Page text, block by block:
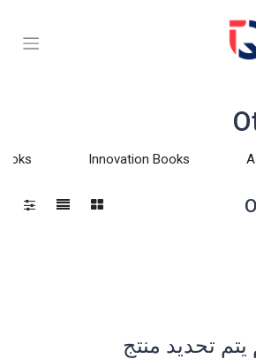
Innovation Books
يتم تحديد منتج